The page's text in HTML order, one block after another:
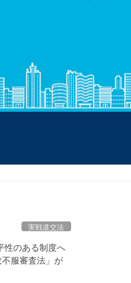
実戦道交法
性のある制度へ
服審査法」が